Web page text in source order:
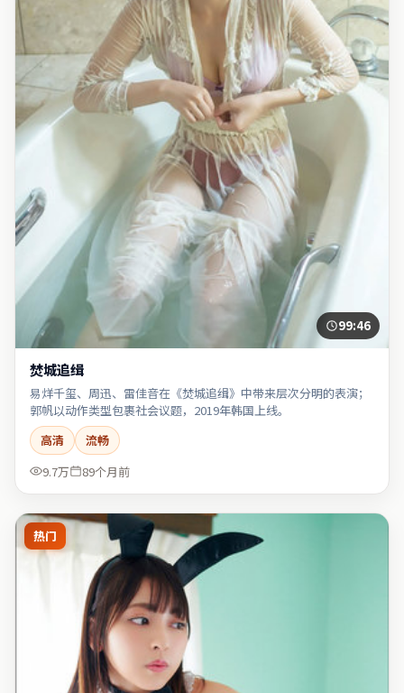
99:46
焚城追缉
易烊千玺、周迅、雷佳音在《焚城追缉》中带来层次分明的表演；
郭帆以动作类型包裹社会议题，2019年韩国上线。
高清
流畅
9.7万
89个月前
热门